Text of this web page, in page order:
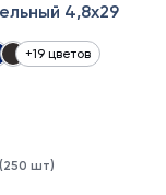
4,8x29
+19 цветов
шт)